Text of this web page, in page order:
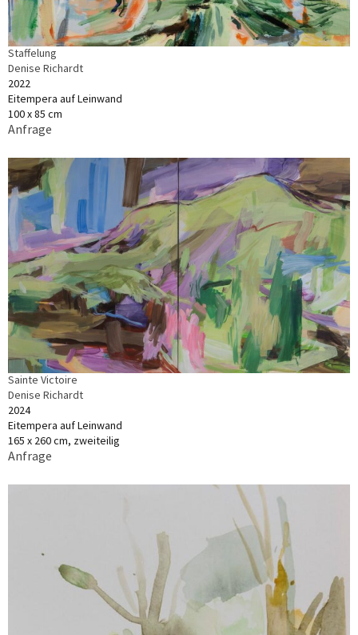
Staffelung
Denise Richardt
2022
Eitempera auf Leinwand
100 x 85 cm
Anfrage
Sainte Victoire
Denise Richardt
2024
Eitempera auf Leinwand
165 x 260 cm, zweiteilig
Anfrage